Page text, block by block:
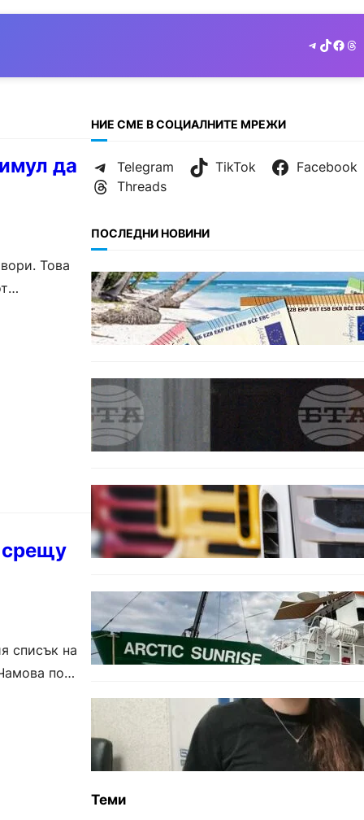
Telegram
TikTok
да
Това
срещу
списък на
по
НИЕ СМЕ В СОЦИАЛНИТЕ МРЕЖИ
Telegram TikTok
Facebook
Threads
ПОСЛЕДНИ НОВИНИ
ИКОНОМИКА
Край на цените в две валути:
От 9 август етикетите ще са
само в евро.
Варна отбелязва 147 години от
Военноморските сили.
БЪЛГАРИЯ
Нови ограничения за
камионите над 12 тона по
ключови пътища през август
БЪЛГАРИЯ
Корабът на „Грийнпийс“
пристигна във Варна с
кампания за опазване на
Черно море
ОБЩЕСТВО
Варненска ученичка създаде
интерактивна карта за сигнали
за проблеми с боклука
Теми